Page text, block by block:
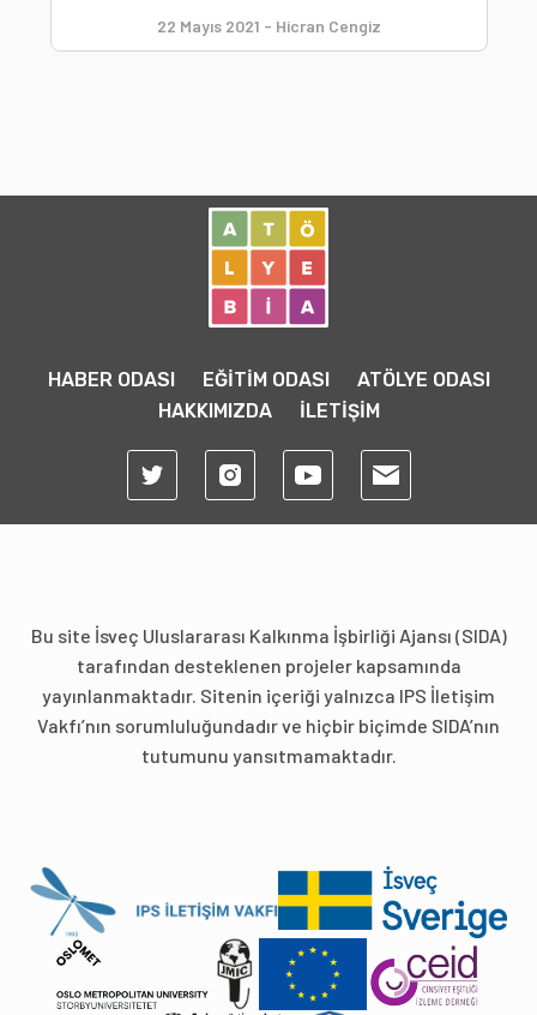
22 Mayıs 2021 - Hicran Cengiz
HABER ODASI EĞİTİM ODASI
ATÖLYE ODASI
HAKKIMIZDA
İLETİŞİM
Bu site İsveç Uluslararası Kalkınma İşbirliği Ajansı (SIDA)
tarafından desteklenen projeler kapsamında
yayınlanmaktadır. Sitenin içeriği yalnızca IPS İletişim
Vakfı’nın sorumluluğundadır ve hiçbir biçimde SIDA’nın
tutumunu yansıtmamaktadır.